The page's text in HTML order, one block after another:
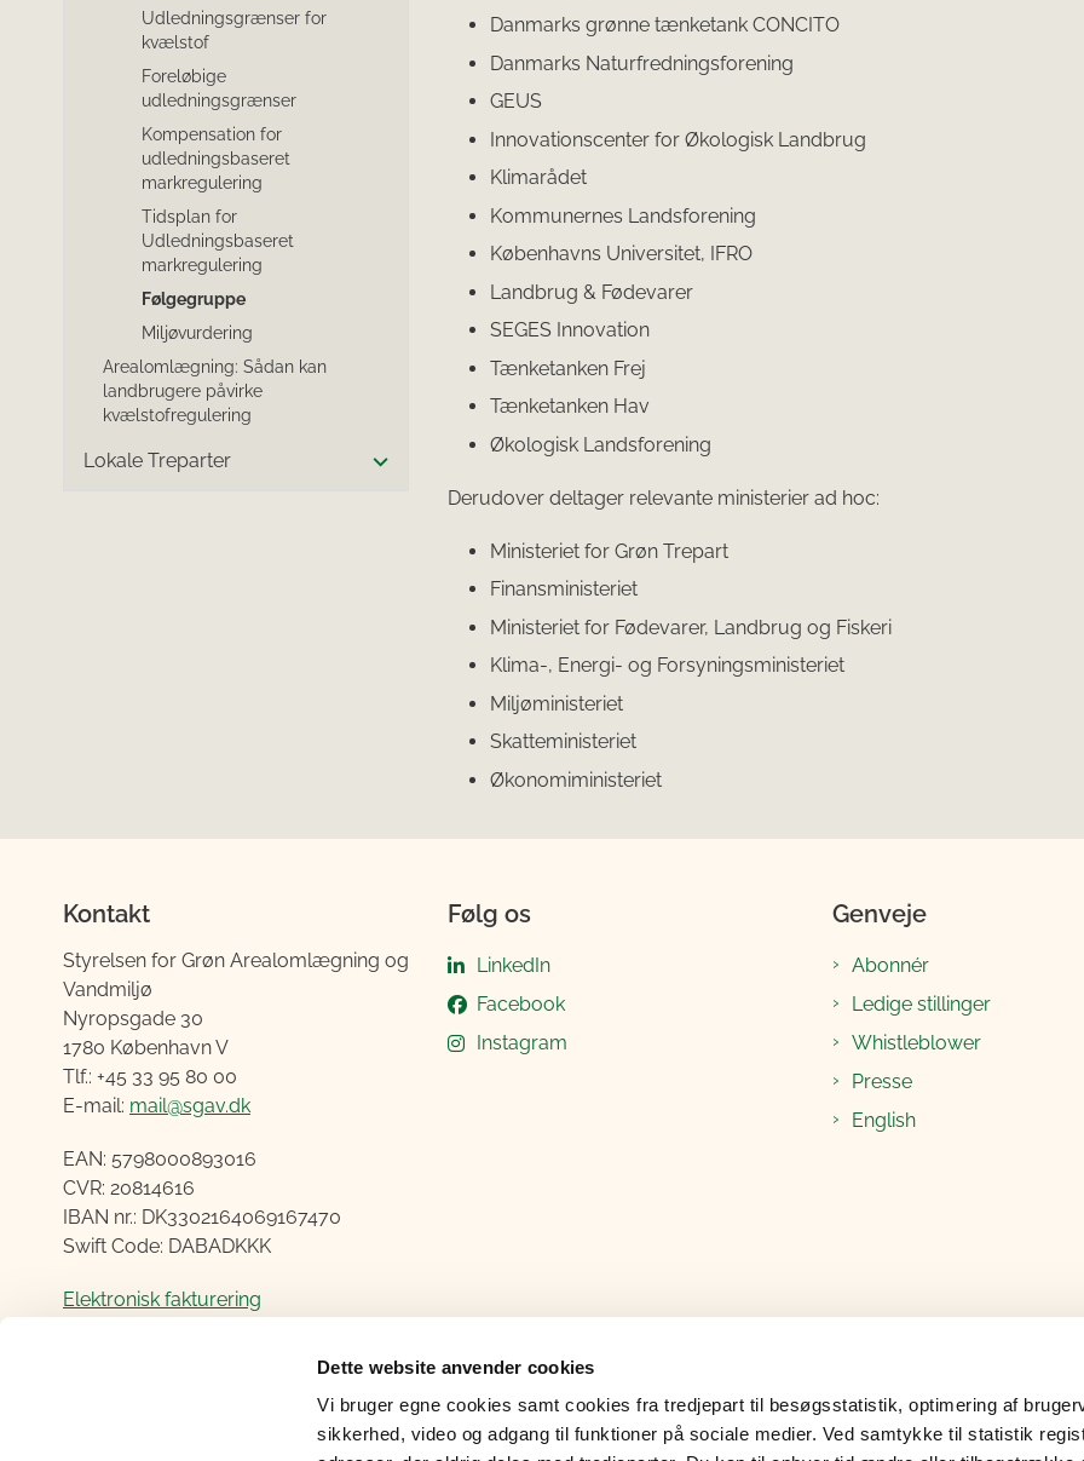
Dette website anvender cookies
Vi bruger egne cookies samt cookies fra tredjepart til besøgsstatistik, optimering af
sikkerhed, video og adgang til funktioner på sociale medier. Ved samtykke til statistik
Udledningsgrænser for
kvælstof
Foreløbige
udledningsgrænser
Kompensation for
udledningsbaseret
markregulering
Tidsplan for
Udledningsbaseret
markregulering
Følgegruppe
Miljøvurdering
Arealomlægning: Sådan kan
landbrugere påvirke
kvælstofregulering
Lokale Treparter
Danmarks grønne tænketank CONCITO
Danmarks Naturfredningsforening
GEUS
Innovationscenter for Økologisk Landbrug
Klimarådet
Kommunernes Landsforening
Københavns Universitet, IFRO
Landbrug & Fødevarer
SEGES Innovation
Tænketanken Frej
Tænketanken Hav
Økologisk Landsforening
Derudover deltager relevante ministerier ad hoc:
Ministeriet for Grøn Trepart
Finansministeriet
Ministeriet for Fødevarer, Landbrug og Fiskeri
Klima-, Energi- og Forsyningsministeriet
Miljøministeriet
Skatteministeriet
Økonomiministeriet
Kontakt
Styrelsen for Grøn Arealomlægning og
Vandmiljø
Nyropsgade 30
1780 København V
Tlf.: +45 33 95 80 00
E-mail: mail@sgav.dk
EAN: 5798000893016
CVR: 20814616
IBAN nr.: DK3302164069167470
Swift Code: DABADKKK
Elektronisk fakturering
Følg os
LinkedIn
Facebook
Instagram
Genveje
Abonnér
Ledige stillinger
Whistleblower
Presse
English